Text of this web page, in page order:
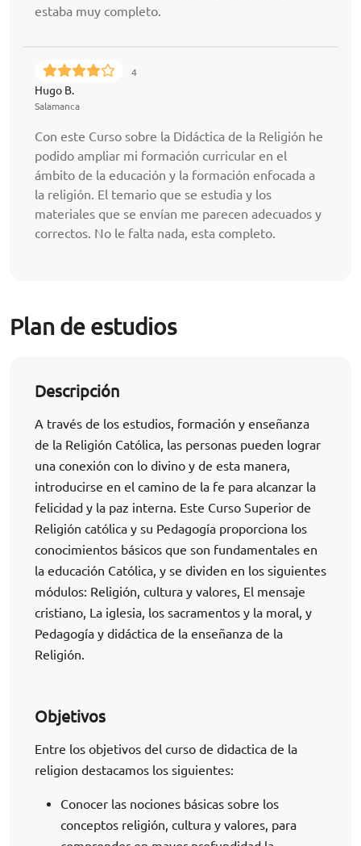
estaba muy completo.
4
Hugo B.
Salamanca
Con este Curso sobre la Didáctica de la Religión he
podido ampliar mi formación curricular en el
ámbito de la educación y la formación enfocada a
la religión. El temario que se estudia y los
materiales que se envían me parecen adecuados y
correctos. No le falta nada, esta completo.
Plan de estudios
Descripción
A través de los estudios, formación y enseñanza
de la Religión Católica, las personas pueden lograr
una conexión con lo divino y de esta manera,
introducirse en el camino de la fe para alcanzar la
felicidad y la paz interna. Este Curso Superior de
Religión católica y su Pedagogía proporciona los
conocimientos básicos que son fundamentales en
la educación Católica, y se dividen en los siguientes
módulos: Religión, cultura y valores, El mensaje
cristiano, La iglesia, los sacramentos y la moral, y
Pedagogía y didáctica de la enseñanza de la
Religión.
Objetivos
Entre los objetivos del curso de didactica de la
religion destacamos los siguientes:
Conocer las nociones básicas sobre los
conceptos religión, cultura y valores, para